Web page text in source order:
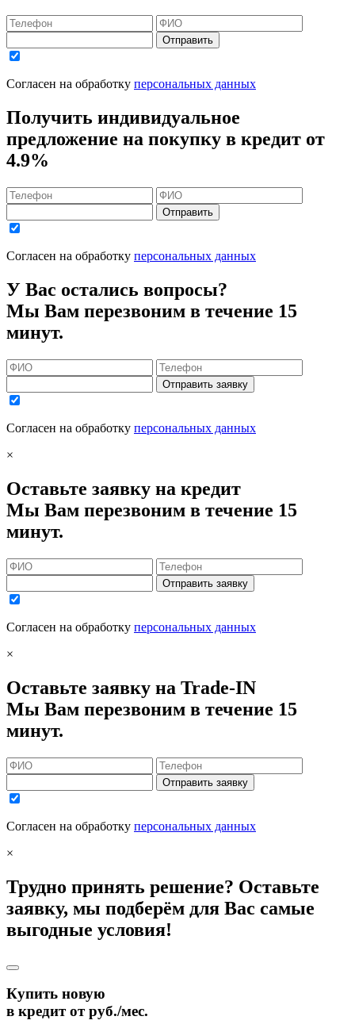
Отправить
Согласен на обработку персональных данных
Получить индивидуальное
предложение на покупку в кредит от
4.9%
Отправить
Согласен на обработку персональных данных
У Вас остались вопросы?
Мы Вам перезвоним в течение 15
минут.
Отправить заявку
Согласен на обработку персональных данных
×
Оставьте заявку на кредит
Мы Вам перезвоним в течение 15
минут.
Отправить заявку
Согласен на обработку персональных данных
×
Оставьте заявку на Trade-IN
Мы Вам перезвоним в течение 15
минут.
Отправить заявку
Согласен на обработку персональных данных
×
Трудно принять решение? Оставьте
заявку, мы подберём для Вас самые
выгодные условия!
Купить новую
в кредит отруб./мес.